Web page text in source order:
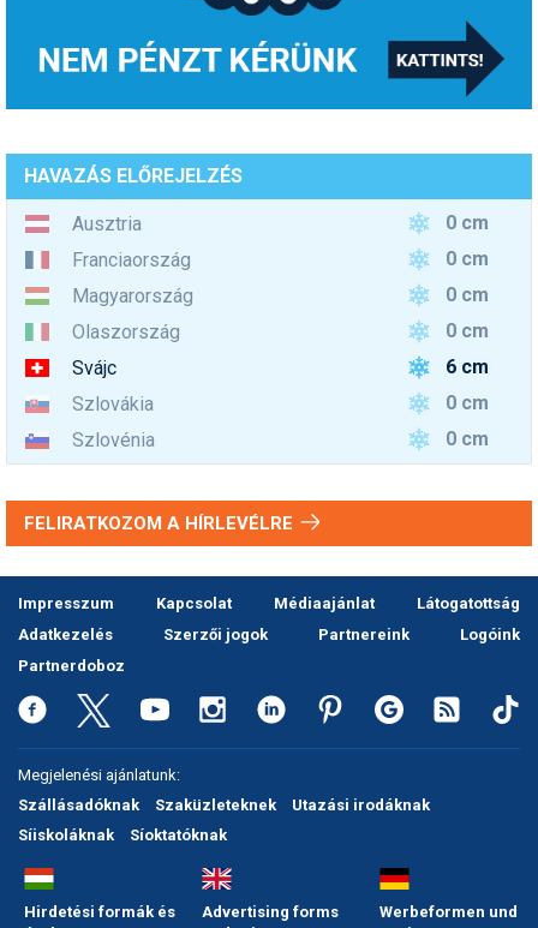
HAVAZÁS ELŐREJELZÉS
Ausztria
0 cm
Franciaország
0 cm
Magyarország
0 cm
Olaszország
0 cm
Svájc
6 cm
Szlovákia
0 cm
Szlovénia
0 cm
FELIRATKOZOM A HÍRLEVÉLRE
Impresszum Kapcsolat Médiaajánlat
Látogatottság
Adatkezelés
Szerzői jogok Partnereink
Logóink
Partnerdoboz
Megjelenési ajánlatunk:
Szállásadóknak
Szaküzleteknek
Utazási irodáknak
Síiskoláknak
Síoktatóknak
Hirdetési formák és
Advertising forms
Werbeformen und